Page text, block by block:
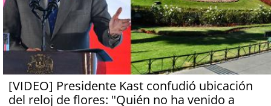
[VIDEO] Presidente Kast confudió ubicación
del reloj de flores: "Quién no ha venido a